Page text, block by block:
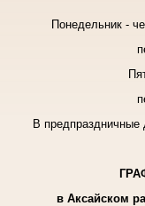
Понедельник -
В предпраздничные
в Аксайском